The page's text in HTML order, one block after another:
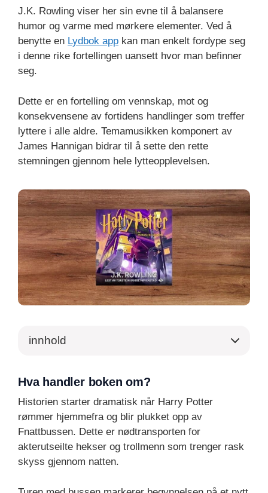
J.K. Rowling viser her sin evne til å balansere
humor og varme med mørkere elementer. Ved å
benytte en Lydbok app kan man enkelt fordype seg
i denne rike fortellingen uansett hvor man befinner
seg.
Dette er en fortelling om vennskap, mot og
konsekvensene av fortidens handlinger som treffer
lyttere i alle aldre. Temamusikken komponert av
James Hannigan bidrar til å sette den rette
stemningen gjennom hele lytteopplevelsen.
innhold
Hva handler boken om?
Historien starter dramatisk når Harry Potter
rømmer hjemmefra og blir plukket opp av
Fnattbussen. Dette er nødtransporten for
akterutseilte hekser og trollmenn som trenger rask
skyss gjennom natten.